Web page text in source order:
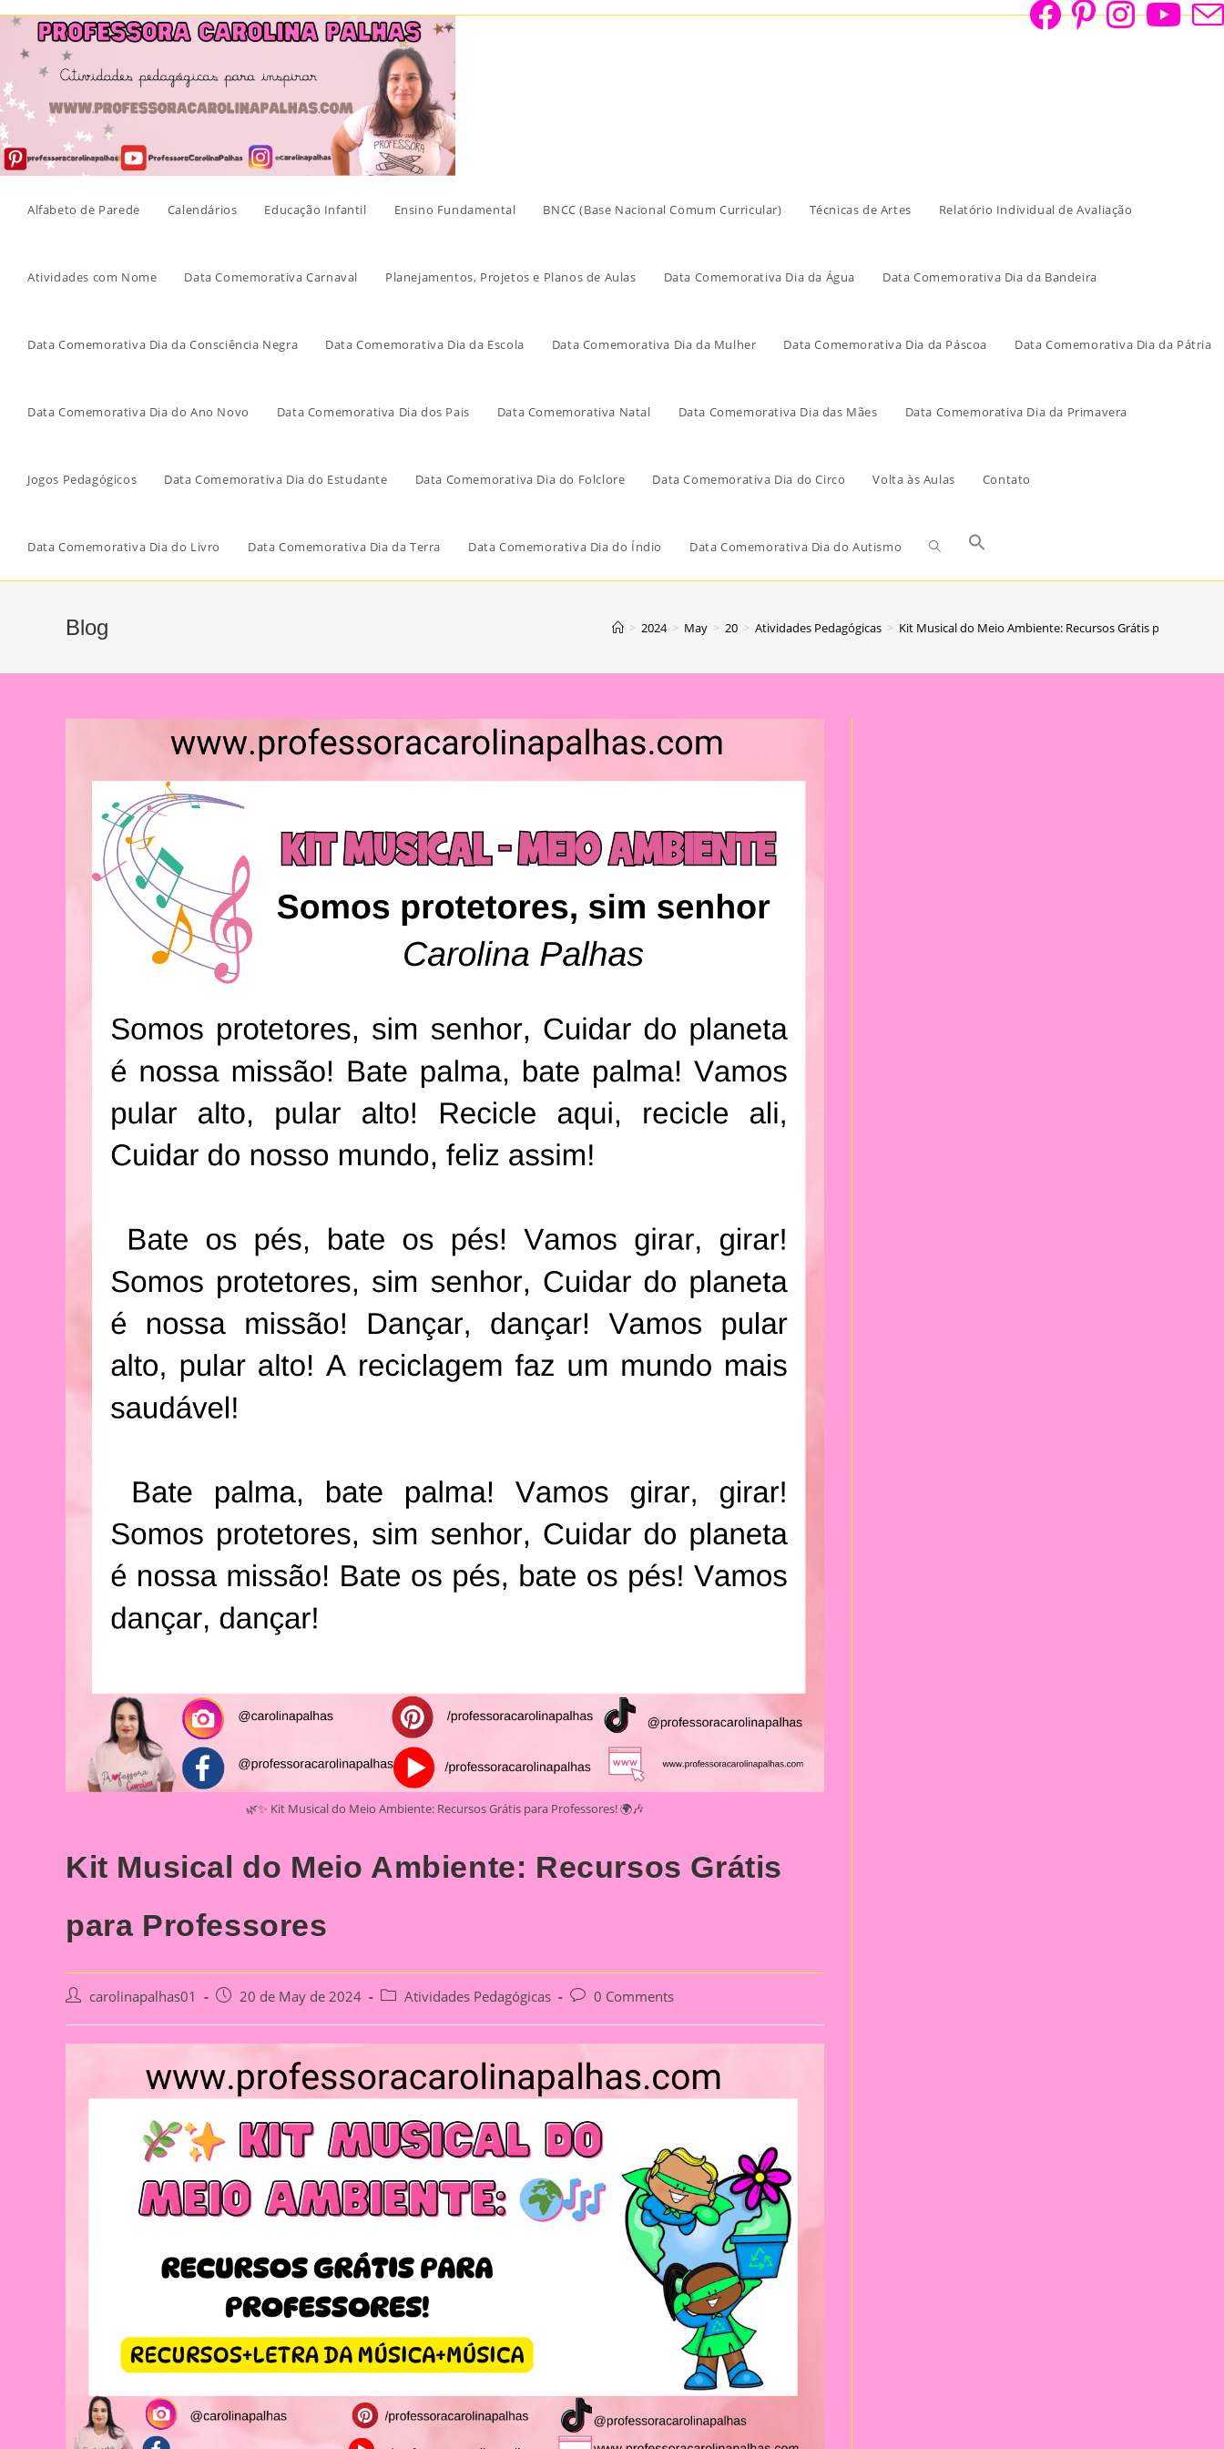
Skip
content
Alfabeto de Parede Calendários Educação Infantil Ensino Fundamental BNCC (Base Nacional Comum Curricular) Técnicas de Artes Relatório Individual de Avaliação
Atividades com Nome Data Comemorativa Carnaval Planejamentos, Projetos e Planos de Aulas Data Comemorativa Dia da Água Data Comemorativa Dia da Bandeira
Data Comemorativa Dia da Consciência Negra Data Comemorativa Dia da Escola Data Comemorativa Dia da Mulher Data Comemorativa Dia da Páscoa Data Comemorativa Dia da Pátria
Data Comemorativa Dia do Ano Novo Data Comemorativa Dia dos Pais Data Comemorativa Natal Data Comemorativa Dia das Mães Data Comemorativa Dia da Primavera
Jogos Pedagógicos Data Comemorativa Dia do Estudante Data Comemorativa Dia do Folclore Data Comemorativa Dia do Circo Volta às Aulas Contato
Data Comemorativa Dia do Livro Data Comemorativa Dia da Terra Data Comemorativa Dia do Índio Data Comemorativa Dia do Autismo
Blog > 2024 > May > 20 > Atividades Pedagógicas > Kit Musical do Meio Ambiente: Recursos Grátis para
🌿✨ Kit Musical do Meio Ambiente: Recursos Grátis para Professores! 🌍🎶
Kit Musical do Meio Ambiente: Recursos Grátis
para Professores
Post carolinapalhas01
Post 20 de May de 2024
Post Atividades Pedagógicas
Post0 Comments